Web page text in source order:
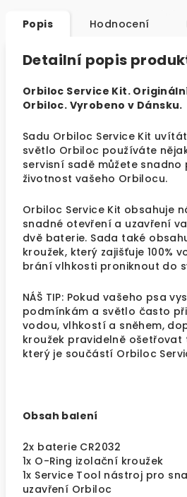
Popis Hodnocení
Detailní popis
Orbiloc Service Kit.
Orbiloc. Vyrobeno v Dánsku.
Sadu Orbiloc Service Kit
světlo Orbiloc používáte
servisní sadě můžete snadno
životnost vašeho Orbilocu.
Orbiloc Service Kit obsahuje
snadné otevření a uzavření
dvě baterie. Sada také
kroužek, který zajišťuje 100%
brání vlhkosti proniknout do
NÁŠ TIP: Pokud vašeho psa
podmínkám a světlo často
vodou, vlhkostí a sněhem,
kroužek pravidelně ošetřovat
který je součástí Orbiloc
Obsah balení
2x baterie CR2032
1x O-Ring izolační kroužek
1x Service Tool nástroj pro
uzavření Orbiloc